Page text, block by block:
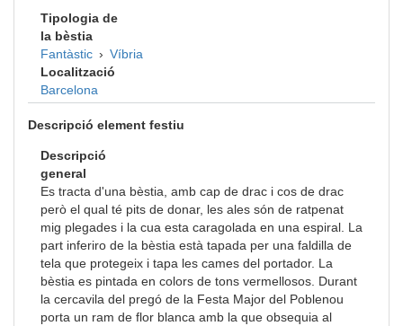
Tipologia de
la bèstia
Fantàstic › Víbria
Localització
Barcelona
Descripció element festiu
Descripció
general
Es tracta d'una bèstia, amb cap de drac i cos de drac
però el qual té pits de donar, les ales són de ratpenat
mig plegades i la cua esta caragolada en una espiral. La
part inferiro de la bèstia està tapada per una faldilla de
tela que protegeix i tapa les cames del portador. La
bèstia es pintada en colors de tons vermellosos. Durant
la cercavila del pregó de la Festa Major del Poblenou
porta un ram de flor blanca amb la que obsequia al